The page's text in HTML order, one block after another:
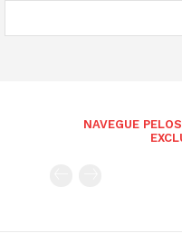
NAVEGUE